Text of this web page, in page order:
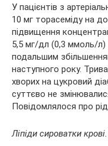
У пацієнтів з
10 мг торасеміду на
підвищення
5,5 мг/дл (0,3 ммоль/л)
подальшим
наступного року.
хворих на цукровий
суттєво не
Повідомлялося про
Ліпіди сироватки крові.